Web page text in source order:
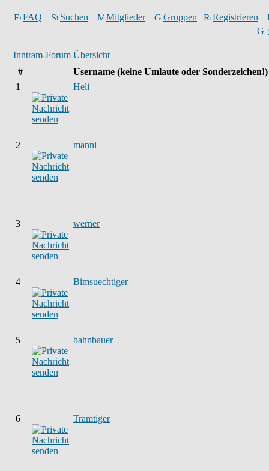
FAQ Suchen Mitglieder Gruppen
Registrieren
Inntram-Forum Übersicht
#
Username (keine Umlaute oder Sonderzeichen!)
1
Heli
2 manni
3 werner
4 Bimsuechtiger
5 bahnbauer
6 Tramtiger